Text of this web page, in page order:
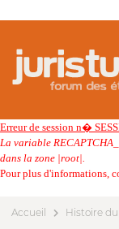
Erreur de session n�
La variable
dans la zone |root|.
Pour plus d'informations,
Accueil Histoire